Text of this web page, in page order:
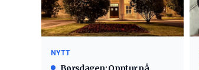
NYTT